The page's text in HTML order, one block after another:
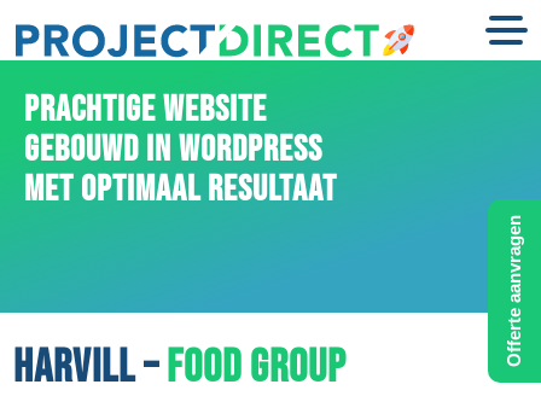
PRACHTIGE WEBSITE
GEBOUWD IN WORDPRESS
MET OPTIMAAL RESULTAAT
HARVILL –FOOD GROUP
Offerte aanvragen